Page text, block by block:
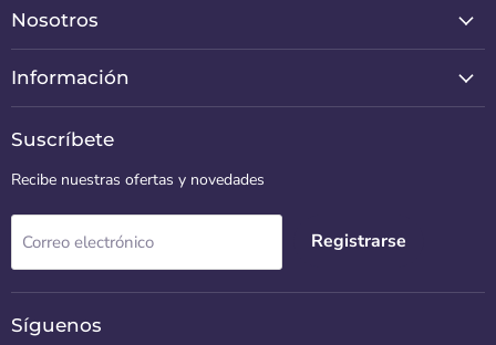
Nosotros
Información
Suscríbete
Recibe nuestras ofertas y novedades
Correo electrónico Registrarse
Síguenos